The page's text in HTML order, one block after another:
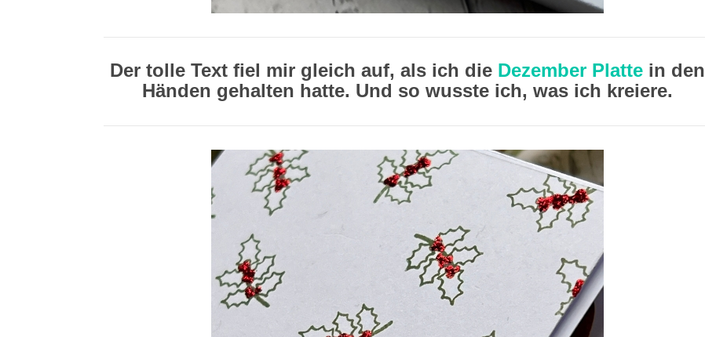
Der tolle Text fiel mir gleich auf, als ich die Dezember Plattein den
Händen gehalten hatte. Und so wusste ich, was ich kreiere.